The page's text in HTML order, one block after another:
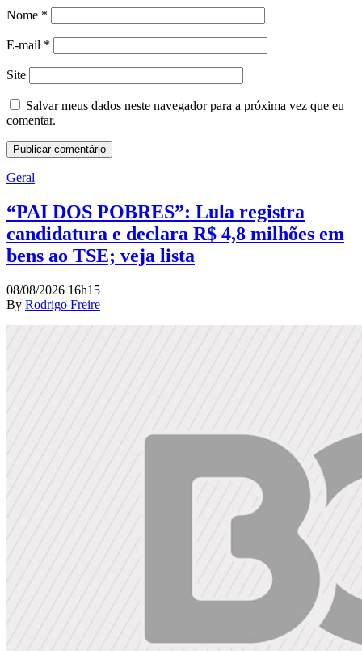
Nome *
E-mail *
Site
Salvar meus dados neste navegador para a próxima vez que eu
comentar.
Geral
“PAI DOS POBRES”: Lula registra
candidatura e declara R$ 4,8 milhões em
bens ao TSE; veja lista
08/08/2026 16h15
By Rodrigo Freire